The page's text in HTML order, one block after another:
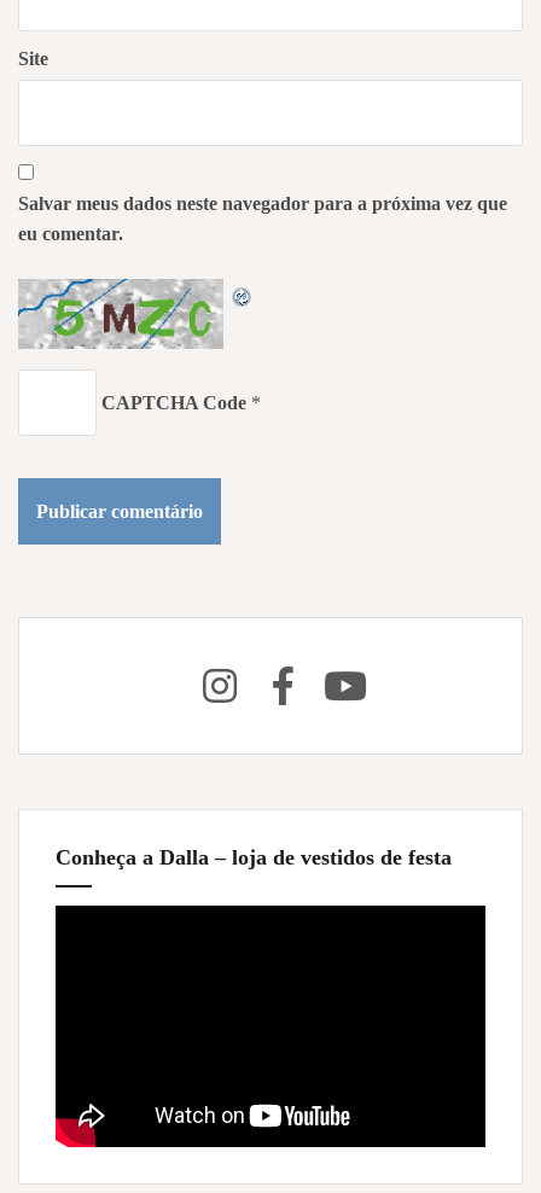
Site
Salvar meus dados neste navegador para a próxima vez que
eu comentar.
CAPTCHA Code *
Conheça a Dalla – loja de vestidos de festa